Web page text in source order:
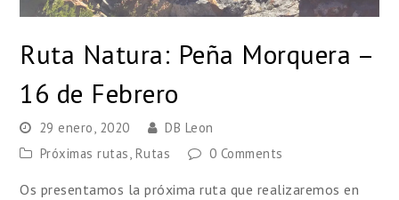
Ruta Natura: Peña Morquera –
16 de Febrero
29 enero, 2020
DB Leon
Próximas rutas, Rutas 0 Comments
Os presentamos la próxima ruta que realizaremos en